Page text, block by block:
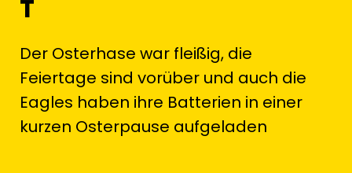
T
Der Osterhase war fleißig, die
Feiertage sind vorüber und auch die
Eagles haben ihre Batterien in einer
kurzen Osterpause aufgeladen